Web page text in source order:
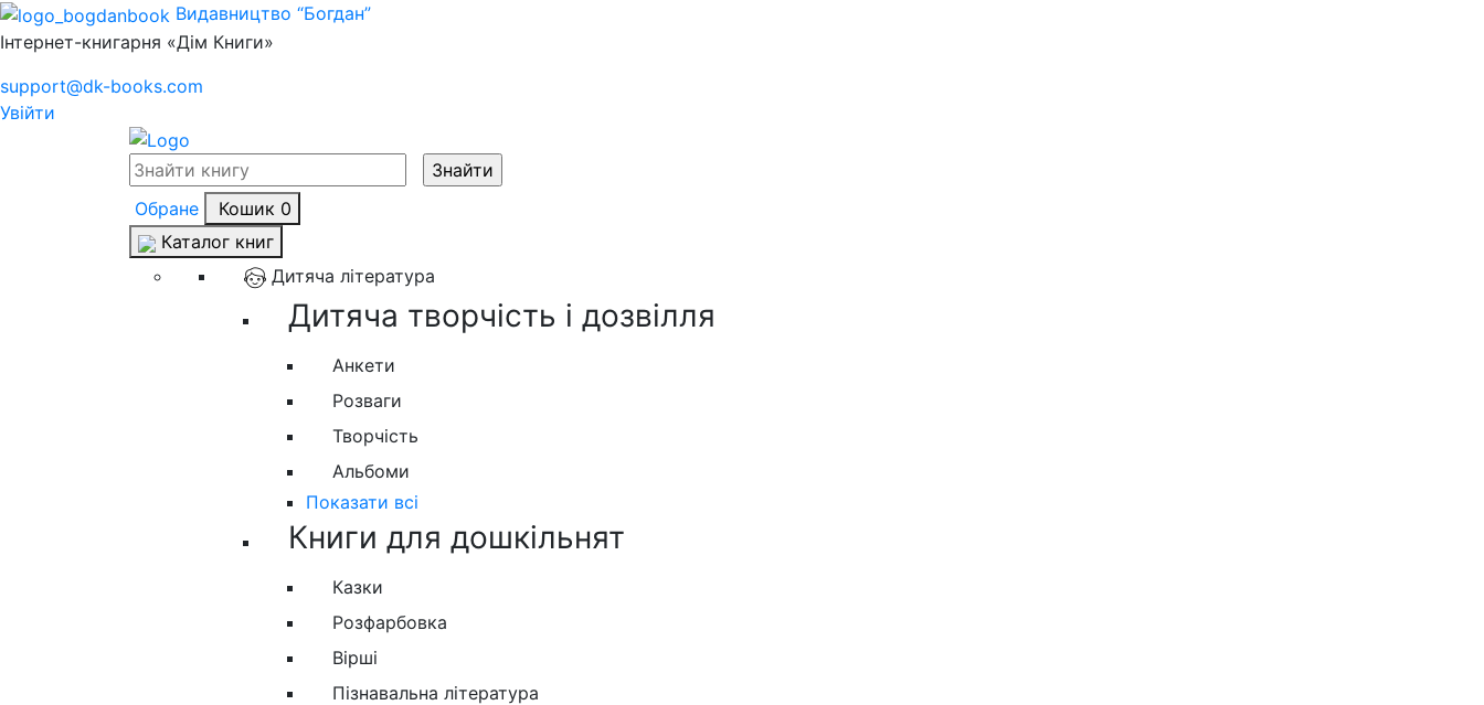
Видавництво “Богдан”
Інтернет-книгарня «Дім Книги»
support@dk-books.com
Увійти
Обране Кошик 0
Каталог книг
Дитяча література
Дитяча творчість і дозвілля
Анкети
Розваги
Творчість
Альбоми
Показати всі
Книги для дошкільнят
Казки
Розфарбовка
Вірші
Пізнавальна література